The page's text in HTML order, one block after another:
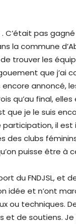
pas
la commune
trouver les
que j’ai
annoncé,
qu’au final,
que je le suis
il
des clubs
puisse être à
du FNDJSL,
idée et n’ont
ou techniques.
de soutiens. Je